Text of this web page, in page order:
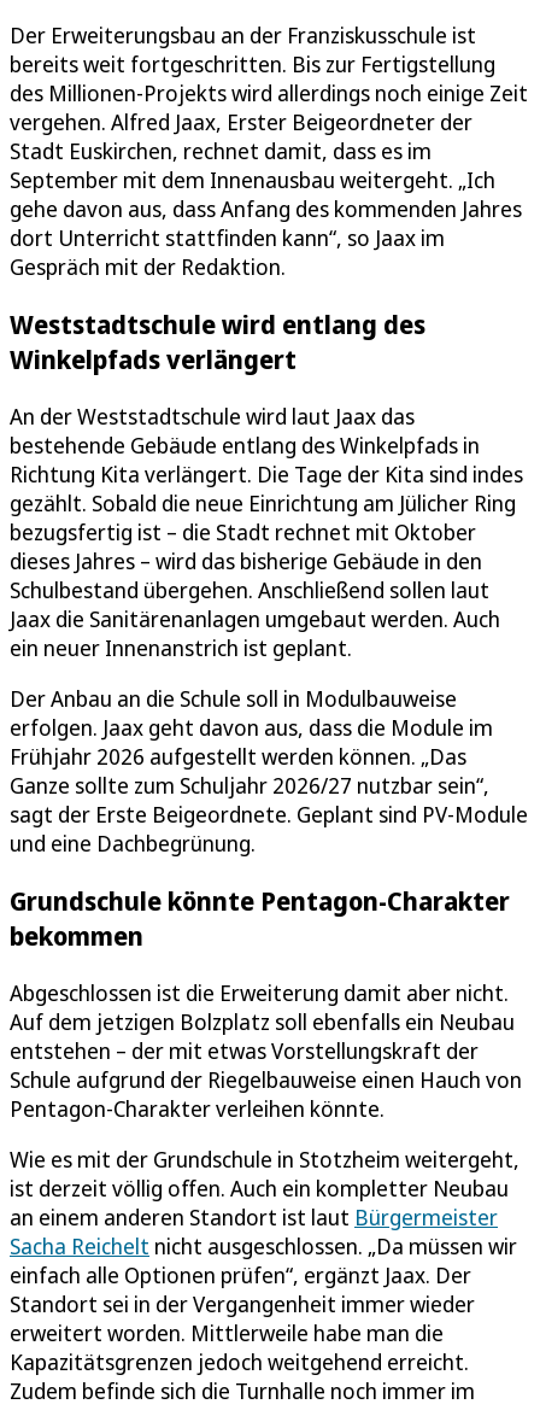
Der Erweiterungsbau an der Franziskusschule ist
bereits weit fortgeschritten. Bis zur Fertigstellung
des Millionen-Projekts wird allerdings noch einige Zeit
vergehen. Alfred Jaax, Erster Beigeordneter der
Stadt Euskirchen, rechnet damit, dass es im
September mit dem Innenausbau weitergeht. „Ich
gehe davon aus, dass Anfang des kommenden Jahres
dort Unterricht stattfinden kann“, so Jaax im
Gespräch mit der Redaktion.
Weststadtschule wird entlang des
Winkelpfads verlängert
An der Weststadtschule wird laut Jaax das
bestehende Gebäude entlang des Winkelpfads in
Richtung Kita verlängert. Die Tage der Kita sind indes
gezählt. Sobald die neue Einrichtung am Jülicher Ring
bezugsfertig ist – die Stadt rechnet mit Oktober
dieses Jahres – wird das bisherige Gebäude in den
Schulbestand übergehen. Anschließend sollen laut
Jaax die Sanitärenanlagen umgebaut werden. Auch
ein neuer Innenanstrich ist geplant.
Der Anbau an die Schule soll in Modulbauweise
erfolgen. Jaax geht davon aus, dass die Module im
Frühjahr 2026 aufgestellt werden können. „Das
Ganze sollte zum Schuljahr 2026/27 nutzbar sein“,
sagt der Erste Beigeordnete. Geplant sind PV-Module
und eine Dachbegrünung.
Grundschule könnte Pentagon-Charakter
bekommen
Abgeschlossen ist die Erweiterung damit aber nicht.
Auf dem jetzigen Bolzplatz soll ebenfalls ein Neubau
entstehen – der mit etwas Vorstellungskraft der
Schule aufgrund der Riegelbauweise einen Hauch von
Pentagon-Charakter verleihen könnte.
Wie es mit der Grundschule in Stotzheim weitergeht,
ist derzeit völlig offen. Auch ein kompletter Neubau
an einem anderen Standort ist laut Bürgermeister
Sacha Reichelt nicht ausgeschlossen. „Da müssen wir
einfach alle Optionen prüfen“, ergänzt Jaax. Der
Standort sei in der Vergangenheit immer wieder
erweitert worden. Mittlerweile habe man die
Kapazitätsgrenzen jedoch weitgehend erreicht.
Zudem befinde sich die Turnhalle noch immer im